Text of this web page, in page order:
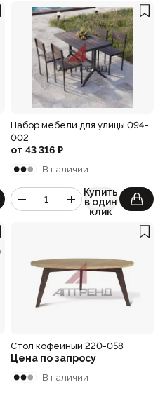
Набор мебели для улицы 094-
002
от 43 316 ₽
В наличии
Купить
в один
клик
Стол кофейный 220-058
Цена по запросу
В наличии